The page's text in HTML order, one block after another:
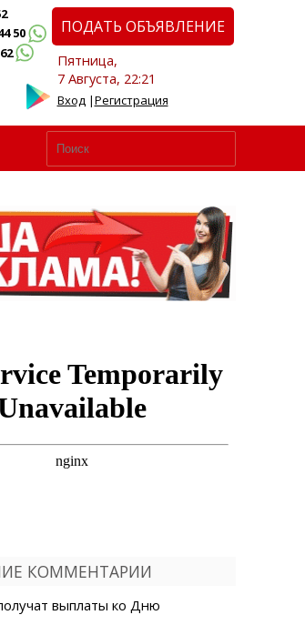
50
ПОДАТЬ ОБЪЯВЛЕНИЕ
Пятница,
7 Августа, 22:21
Вход|Регистрация
КОММЕНТАРИИ
выплаты ко Дню